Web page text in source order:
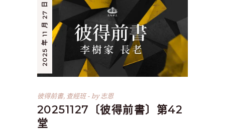
2025 年 11 月 27 日
彼得前書, 查經班 by志恩
20251127〔彼得前書〕第42
堂